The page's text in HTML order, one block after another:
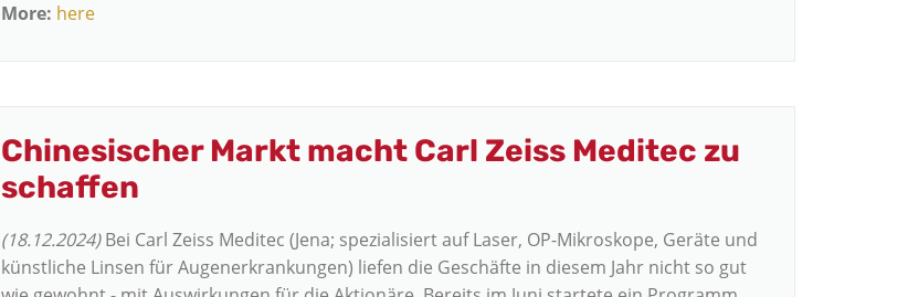
More: here
Chinesischer Markt macht Carl Zeiss Meditec zu
schaffen
(18.12.2024)Bei Carl Zeiss Meditec (Jena; spezialisiert auf Laser, OP-Mikroskope, Geräte und
künstliche Linsen für Augenerkrankungen) liefen die Geschäfte in diesem Jahr nicht so gut